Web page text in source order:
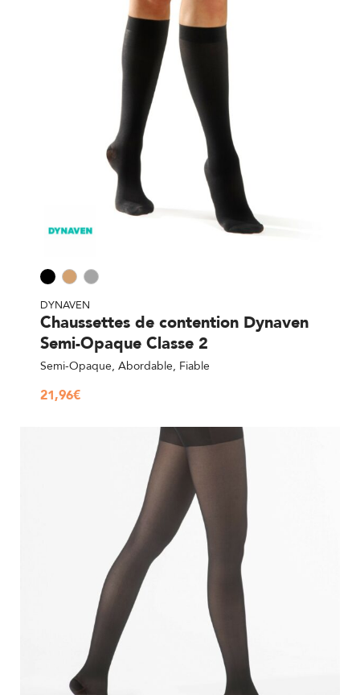
DYNAVEN
Chaussettes de contention Dynaven
Semi-Opaque Classe 2
Semi-Opaque, Abordable, Fiable
21,96€